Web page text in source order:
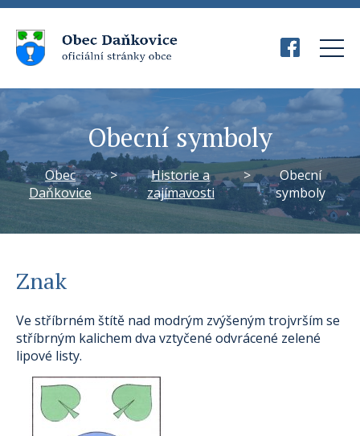
Obecní symboly
Obec
Daňkovice
>
Historie a
zajímavosti
>
Obecní
symboly
Znak
Ve stříbrném štítě nad modrým zvýšeným trojvrším se
stříbrným kalichem dva vztyčené odvrácené zelené
lipové listy.